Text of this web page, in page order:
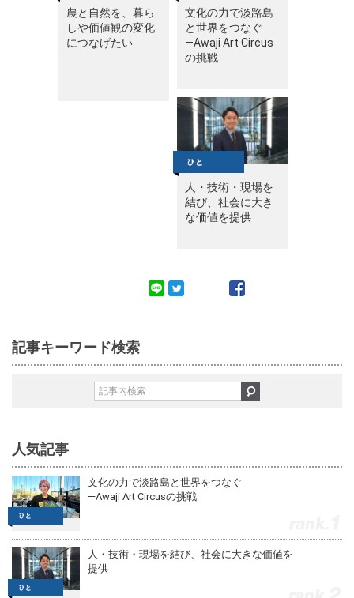
農と自然を、暮ら
しや価値観の変化
につなげたい
文化の力で淡路島
と世界をつなぐ
—Awaji Art Circus
の挑戦
人・技術・現場を
結び、社会に大き
な価値を提供
記事キーワード検索
人気記事
文化の力で淡路島と世界をつなぐ
—Awaji Art Circusの挑戦
人・技術・現場を結び、社会に大きな価値を
提供